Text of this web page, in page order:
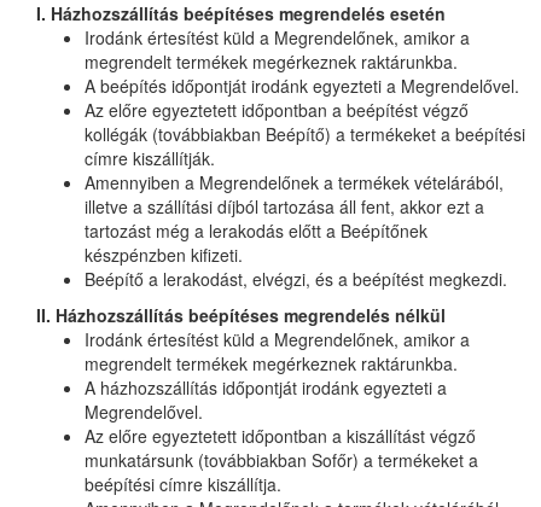
I. Házhozszállítás beépítéses megrendelés esetén
Irodánk értesítést küld a Megrendelőnek, amikor a
megrendelt termékek megérkeznek raktárunkba.
A beépítés időpontját irodánk egyezteti a Megrendelővel.
Az előre egyeztetett időpontban a beépítést végző
kollégák (továbbiakban Beépítő) a termékeket a beépítési
címre kiszállítják.
Amennyiben a Megrendelőnek a termékek vételárából,
illetve a szállítási díjból tartozása áll fent, akkor ezt a
tartozást még a lerakodás előtt a Beépítőnek
készpénzben kifizeti.
Beépítő a lerakodást, elvégzi, és a beépítést megkezdi.
II. Házhozszállítás beépítéses megrendelés nélkül
Irodánk értesítést küld a Megrendelőnek, amikor a
megrendelt termékek megérkeznek raktárunkba.
A házhozszállítás időpontját irodánk egyezteti a
Megrendelővel.
Az előre egyeztetett időpontban a kiszállítást végző
munkatársunk (továbbiakban Sofőr) a termékeket a
beépítési címre kiszállítja.